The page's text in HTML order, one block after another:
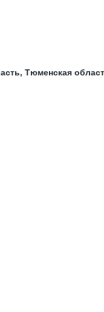
Тюменская